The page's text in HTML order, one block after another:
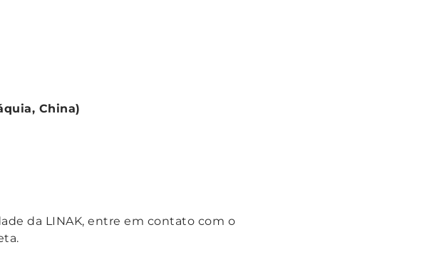
China)
da LINAK, entre em contato com o